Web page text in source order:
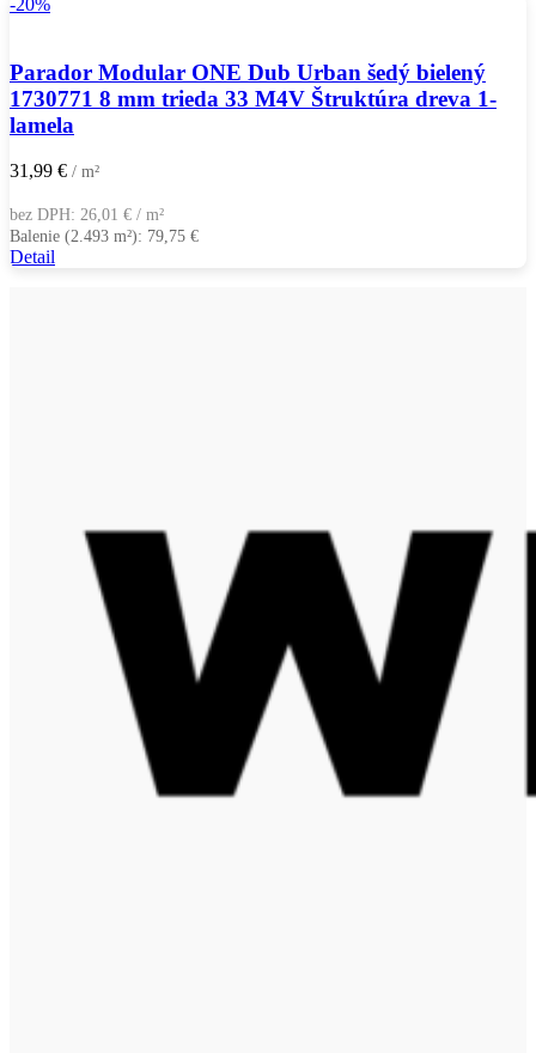
-20%
Parador Modular ONE Dub Urban šedý bielený
1730771 8 mm trieda 33 M4V Štruktúra dreva 1-
lamela
31,99 € / m²
bez DPH: 26,01 € / m²
Balenie (2.493 m²): 79,75 €
Detail